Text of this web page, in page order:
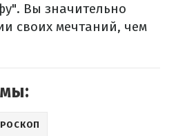
Вы значительно
своих мечтаний, чем